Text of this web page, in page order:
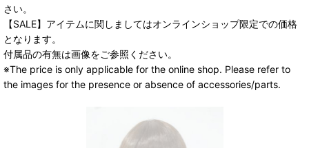
さい。
【SALE】アイテムに関しましてはオンラインショップ限定での価格
となります。
付属品の有無は画像をご参照ください。
※The price is only applicable for the online shop. Please refer to
the images for the presence or absence of accessories/parts.